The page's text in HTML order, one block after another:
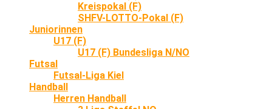
Kreispokal (F)
SHFV-LOTTO-Pokal (F)
Juniorinnen
U17 (F)
U17 (F) Bundesliga N/NO
Futsal
Futsal-Liga Kiel
Handball
Herren Handball